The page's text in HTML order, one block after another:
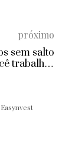
próximo
sem salto
trabalhar
Easynvest